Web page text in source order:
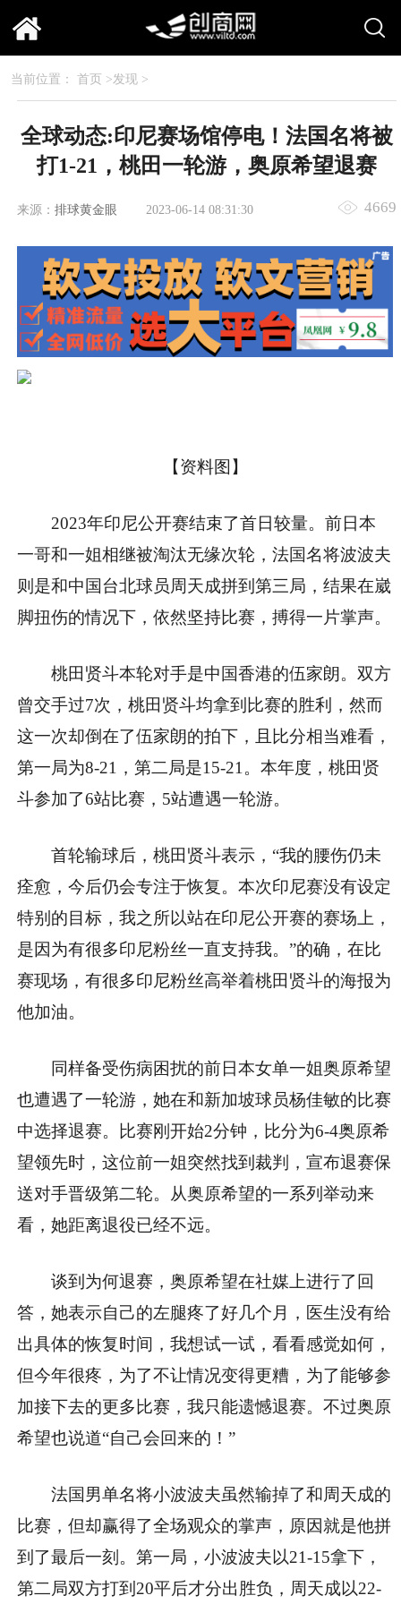
当前位置： 首页 >发现>
全球动态:印尼赛场馆停电！法国名将被
打1-21，桃田一轮游，奥原希望退赛
来源： 排球黄金眼 2023-06-14 08:31:30 4669
【资料图】
2023年印尼公开赛结束了首日较量。前日本
一哥和一姐相继被淘汰无缘次轮，法国名将波波夫
则是和中国台北球员周天成拼到第三局，结果在崴
脚扭伤的情况下，依然坚持比赛，搏得一片掌声。
桃田贤斗本轮对手是中国香港的伍家朗。双方
曾交手过7次，桃田贤斗均拿到比赛的胜利，然而
这一次却倒在了伍家朗的拍下，且比分相当难看，
第一局为8-21，第二局是15-21。本年度，桃田贤
斗参加了6站比赛，5站遭遇一轮游。
首轮输球后，桃田贤斗表示，“我的腰伤仍未
痊愈，今后仍会专注于恢复。本次印尼赛没有设定
特别的目标，我之所以站在印尼公开赛的赛场上，
是因为有很多印尼粉丝一直支持我。”的确，在比
赛现场，有很多印尼粉丝高举着桃田贤斗的海报为
他加油。
同样备受伤病困扰的前日本女单一姐奥原希望
也遭遇了一轮游，她在和新加坡球员杨佳敏的比赛
中选择退赛。比赛刚开始2分钟，比分为6-4奥原希
望领先时，这位前一姐突然找到裁判，宣布退赛保
送对手晋级第二轮。从奥原希望的一系列举动来
看，她距离退役已经不远。
谈到为何退赛，奥原希望在社媒上进行了回
答，她表示自己的左腿疼了好几个月，医生没有给
出具体的恢复时间，我想试一试，看看感觉如何，
但今年很疼，为了不让情况变得更糟，为了能够参
加接下去的更多比赛，我只能遗憾退赛。不过奥原
希望也说道“自己会回来的！”
法国男单名将小波波夫虽然输掉了和周天成的
比赛，但却赢得了全场观众的掌声，原因就是他拼
到了最后一刻。第一局，小波波夫以21-15拿下，
第二局双方打到20平后才分出胜负，周天成以22-